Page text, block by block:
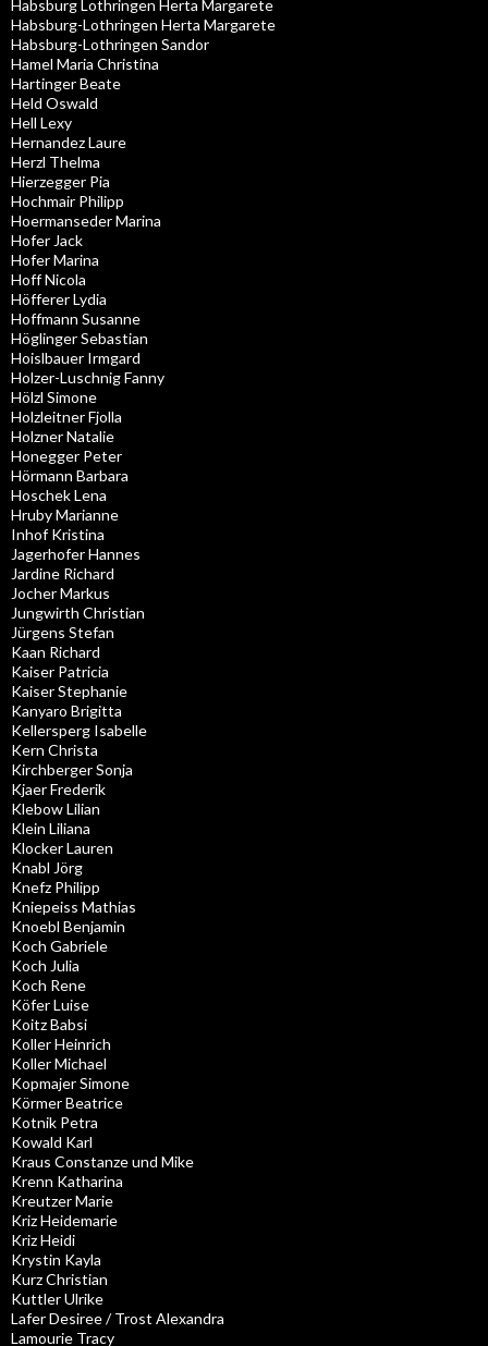
Habsburg Lothringen Herta Margarete
Habsburg-Lothringen Herta Margarete
Habsburg-Lothringen Sandor
Hamel Maria Christina
Hartinger Beate
Held Oswald
Hell Lexy
Hernandez Laure
Herzl Thelma
Hierzegger Pia
Hochmair Philipp
Hoermanseder Marina
Hofer Jack
Hofer Marina
Hoff Nicola
Höfferer Lydia
Hoffmann Susanne
Höglinger Sebastian
Hoislbauer Irmgard
Holzer-Luschnig Fanny
Hölzl Simone
Holzleitner Fjolla
Holzner Natalie
Honegger Peter
Hörmann Barbara
Hoschek Lena
Hruby Marianne
Inhof Kristina
Jagerhofer Hannes
Jardine Richard
Jocher Markus
Jungwirth Christian
Jürgens Stefan
Kaan Richard
Kaiser Patricia
Kaiser Stephanie
Kanyaro Brigitta
Kellersperg Isabelle
Kern Christa
Kirchberger Sonja
Kjaer Frederik
Klebow Lilian
Klein Liliana
Klocker Lauren
Knabl Jörg
Knefz Philipp
Kniepeiss Mathias
Knoebl Benjamin
Koch Gabriele
Koch Julia
Koch Rene
Köfer Luise
Koitz Babsi
Koller Heinrich
Koller Michael
Kopmajer Simone
Körmer Beatrice
Kotnik Petra
Kowald Karl
Kraus Constanze und Mike
Krenn Katharina
Kreutzer Marie
Kriz Heidemarie
Kriz Heidi
Krystin Kayla
Kurz Christian
Kuttler Ulrike
Lafer Desiree / Trost Alexandra
Lamourie Tracy